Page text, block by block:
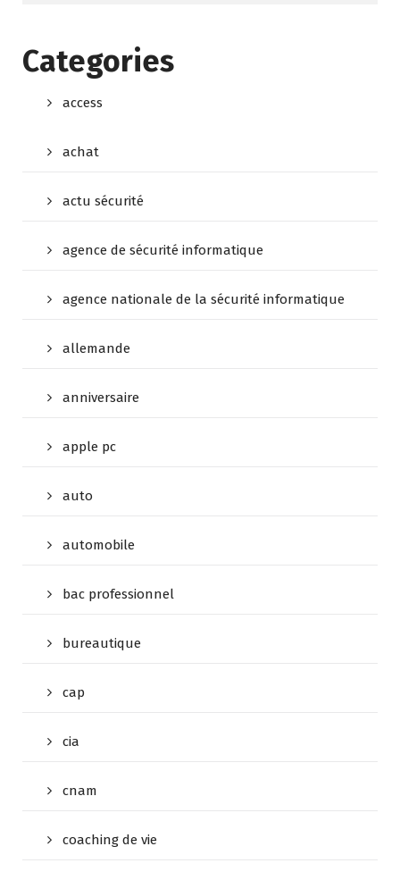
Categories
access
achat
actu sécurité
agence de sécurité informatique
agence nationale de la sécurité informatique
allemande
anniversaire
apple pc
auto
automobile
bac professionnel
bureautique
cap
cia
cnam
coaching de vie